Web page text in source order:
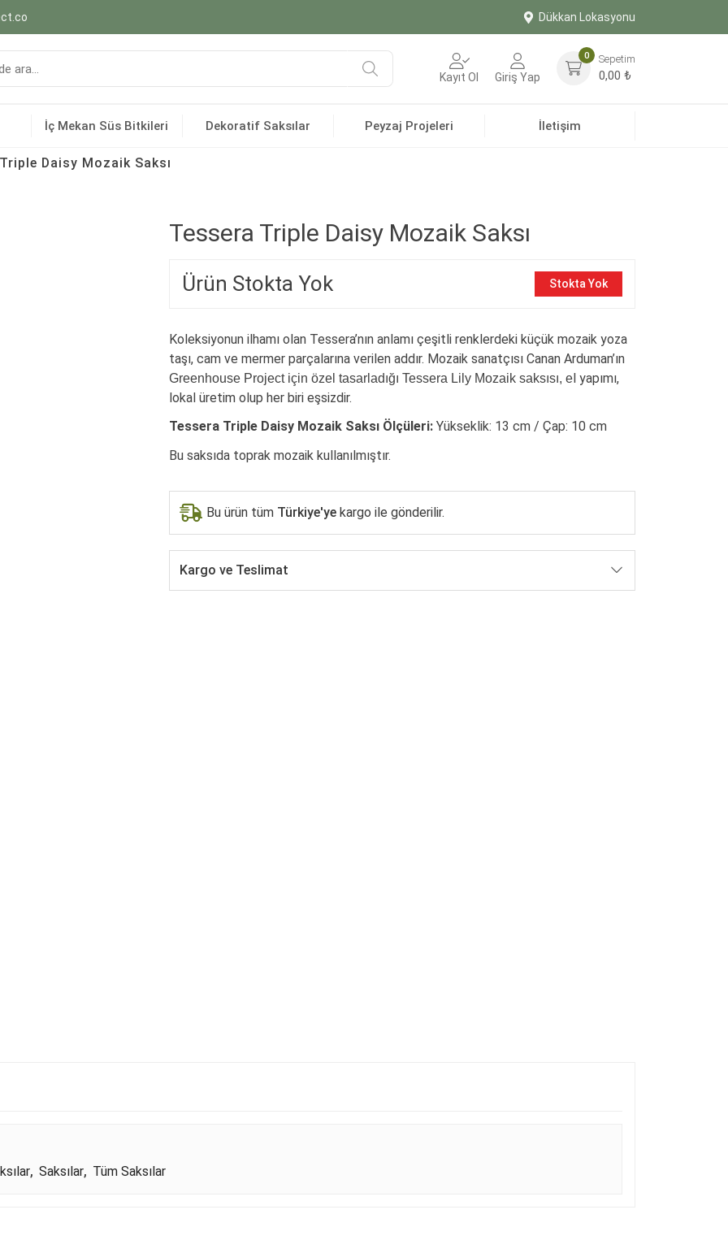
Dükkan Lokasyonu
Ara Kayıt Ol Giriş Yap
0 Sepetim
0,00 ₺
İç Mekan Süs Bitkileri Dekoratif Saksılar Peyzaj Projeleri İletişim
Daisy Mozaik Saksı
Tessera Triple Daisy Mozaik Saksı
Ürün Stokta Yok Stokta Yok
Koleksiyonun ilhamı olan Tessera’nın anlamı çeşitli renklerdeki küçük mozaik yoza
taşı, cam ve mermer parçalarına verilen addır. Mozaik sanatçısı Canan Arduman’ın
Greenhouse Project için özel tasarladığı Tessera Lily Mozaik saksısı, e l yapımı,
lokal üretim olup her biri eşsizdir.
Tessera Triple Daisy Mozaik Saksı Ölçüleri:Yükseklik: 13 cm / Çap: 10 cm
Bu saksıda toprak mozaik kullanılmıştır.
Bu ürün tüm Türkiye'ye kargo ile gönderilir.
Kargo ve Teslimat
, Saksılar, Tüm Saksılar